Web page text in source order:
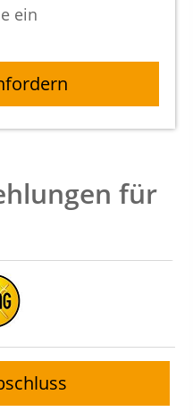
ein
für